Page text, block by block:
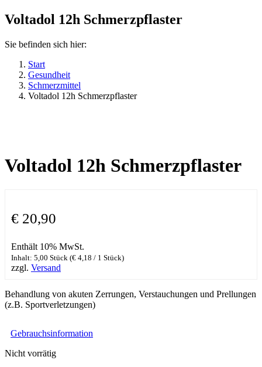
Voltadol 12h Schmerzpflaster
Sie befinden sich hier:
Start
Gesundheit
Schmerzmittel
Voltadol 12h Schmerzpflaster
Voltadol 12h Schmerzpflaster
€ 20,90
Enthält 10% MwSt.
Inhalt: 5,00 Stück (€ 4,18 / 1 Stück)
zzgl. Versand
Behandlung von akuten Zerrungen, Verstauchungen und Prellungen
(z.B. Sportverletzungen)
Gebrauchsinformation
Nicht vorrätig